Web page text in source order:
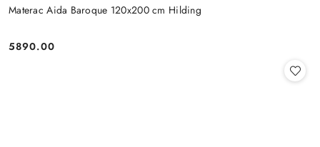
Materac Aida Baroque 120x200 cm Hilding
Cena:
5890.00